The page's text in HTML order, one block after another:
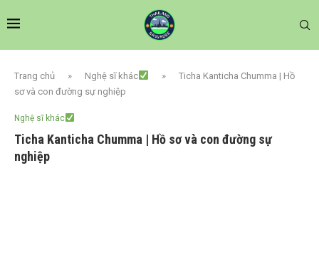
Trang chủ » Nghệ sĩ khác »
Ticha Kanticha Chumma | Hồ
sơ và con đường sự nghiệp
Nghệ sĩ khác
Ticha Kanticha Chumma | Hồ sơ và con đường sự
nghiệp